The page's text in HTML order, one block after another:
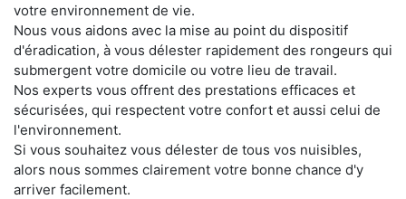
votre environnement de vie.
Nous vous aidons avec la mise au point du dispositif
d'éradication, à vous délester rapidement des rongeurs qui
submergent votre domicile ou votre lieu de travail.
Nos experts vous offrent des prestations efficaces et
sécurisées, qui respectent votre confort et aussi celui de
l'environnement.
Si vous souhaitez vous délester de tous vos nuisibles,
alors nous sommes clairement votre bonne chance d'y
arriver facilement.